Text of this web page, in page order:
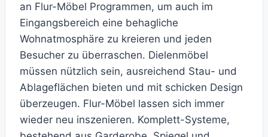
an Flur-Möbel Programmen, um auch im
Eingangsbereich eine behagliche
Wohnatmosphäre zu kreieren und jeden
Besucher zu überraschen. Dielenmöbel
müssen nützlich sein, ausreichend Stau- und
Ablageflächen bieten und mit schicken Design
überzeugen. Flur-Möbel lassen sich immer
wieder neu inszenieren. Komplett-Systeme,